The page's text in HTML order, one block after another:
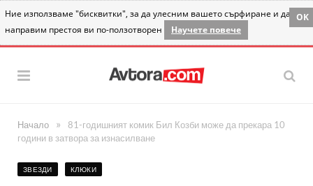
Ние използваме "бисквитки", за да улесним вашето сърфиране и да
направим престоя ви по-ползотворен
Научете повече
OK
Начало »
81-годишният комик Бил Козби може да прекара 10
години в затвора за изнасилване
ЗВЕЗДИ КЛЮКИ